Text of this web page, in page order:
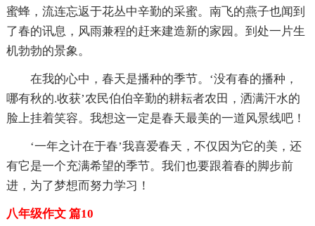
蜜蜂，流连忘返于花丛中辛勤的采蜜。南飞的燕子也闻到
了春的讯息，风雨兼程的赶来建造新的家园。到处一片生
机勃勃的景象。
在我的心中，春天是播种的季节。‘没有春的播种，
哪有秋的.收获’农民伯伯辛勤的耕耘者农田，洒满汗水的
脸上挂着笑容。我想这一定是春天最美的一道风景线吧！
‘一年之计在于春’我喜爱春天，不仅因为它的美，还
有它是一个充满希望的季节。我们也要跟着春的脚步前
进，为了梦想而努力学习！
八年级作文 篇10